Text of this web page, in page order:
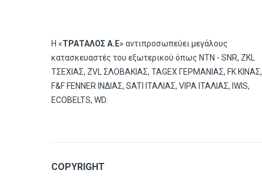
Η «ΤΡΑΤΑΛΟΣ Α.Ε» αντιπροσωπεύει μεγάλους
κατασκευαστές του εξωτερικού όπως ΝΤΝ - SNR, ZKL
ΤΣΕΧΙΑΣ, ZVL ΣΛΟΒΑΚΙΑΣ, TAGEX ΓΕΡΜΑΝΙΑΣ, FK ΚΙΝΑΣ,
F&F FENNER ΙΝΔΙΑΣ, SATI ΙΤΑΛΙΑΣ, VIPA ΙΤΑΛΙΑΣ, IWIS,
ECOBELTS, WD.
COPYRIGHT